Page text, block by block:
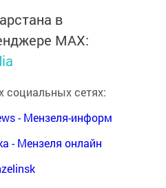
в
MАХ:
социальных сетях:
- Мензеля-информ
- Мензеля онлайн